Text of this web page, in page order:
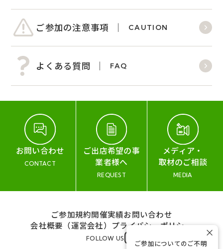
ご参加の注意事項 CAUTION
よくある質問 FAQ
お問い合わせ
CONTACT
ご出店希望の事
業者様へ
REQUEST
メディア・
取材のご相談
MEDIA
ご参加規約開催実績お問い合わせ
会社概要（運営会社） プライバシーポリシー
FOLLOW US
ご参加についてのご不明
×